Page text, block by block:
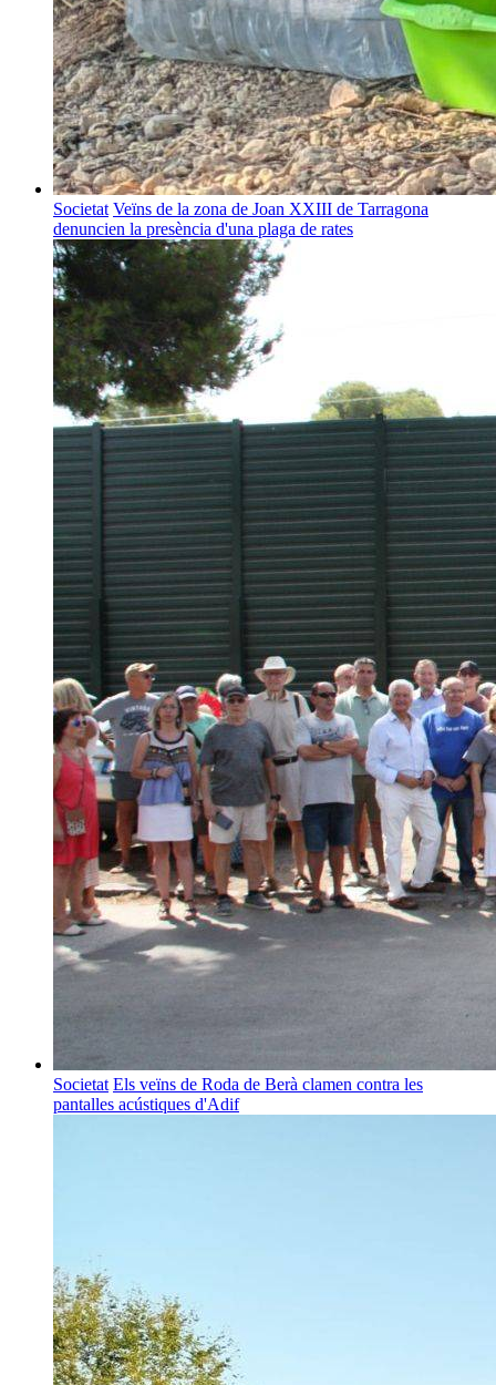
Societat Veïns de la zona de Joan XXIII de Tarragona
denuncien la presència d'una plaga de rates
Societat Els veïns de Roda de Berà clamen contra les
pantalles acústiques d'Adif